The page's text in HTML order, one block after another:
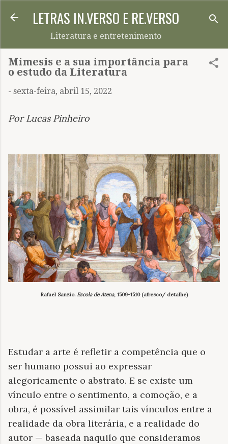
Pular para o conteúdo principal
LETRAS IN.VERSO E RE.VERSO
Literatura e entretenimento
Mimesis e a sua importância para
o estudo da Literatura
- sexta-feira, abril 15, 2022
Por Lucas Pinheiro
Rafael Sanzio. Escola de Atena, 1509-1510 (afresco/ detalhe)
Estudar a arte é refletir a competência que o
ser humano possui ao expressar
alegoricamente o abstrato. E se existe um
vínculo entre o sentimento, a comoção, e a
obra, é possível assimilar tais vínculos entre a
realidade da obra literária, e a realidade do
autor — baseada naquilo que consideramos